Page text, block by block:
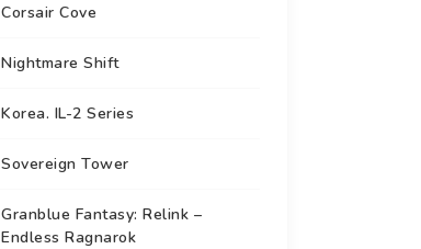
Corsair Cove
Nightmare Shift
Korea. IL-2 Series
Sovereign Tower
Granblue Fantasy: Relink –
Endless Ragnarok